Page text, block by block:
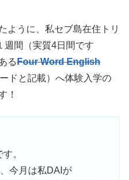
ように、私セブ島在住トリ
週間（実質4日間です
るFour Word English
ドと記載）へ体験入学の
！
。
今月は私DAIが